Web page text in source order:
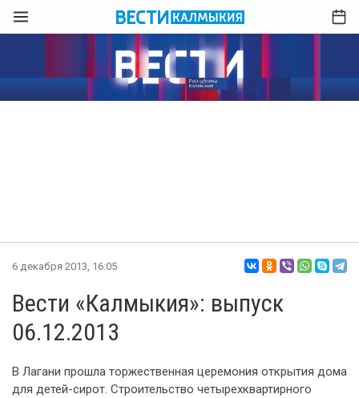
6 декабря 2013, 16:05
Вести «Калмыкия»: выпуск
06.12.2013
В Лагани прошла торжественная церемония открытия дома
для детей-сирот. Строительство четырехквартирного